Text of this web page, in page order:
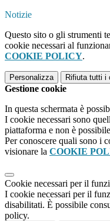
Notizie
Questo sito o gli strumenti
cookie necessari al
COOKIE POLICY.
Personalizza Rifiuta tutti i
Gestione cookie
In questa schermata è
I cookie necessari sono
piattaforma e non è
Per conoscere quali sono i
visionare la COOKIE
Cookie necessari per il
I cookie necessari per il
disabilitati. È possibile
policy.